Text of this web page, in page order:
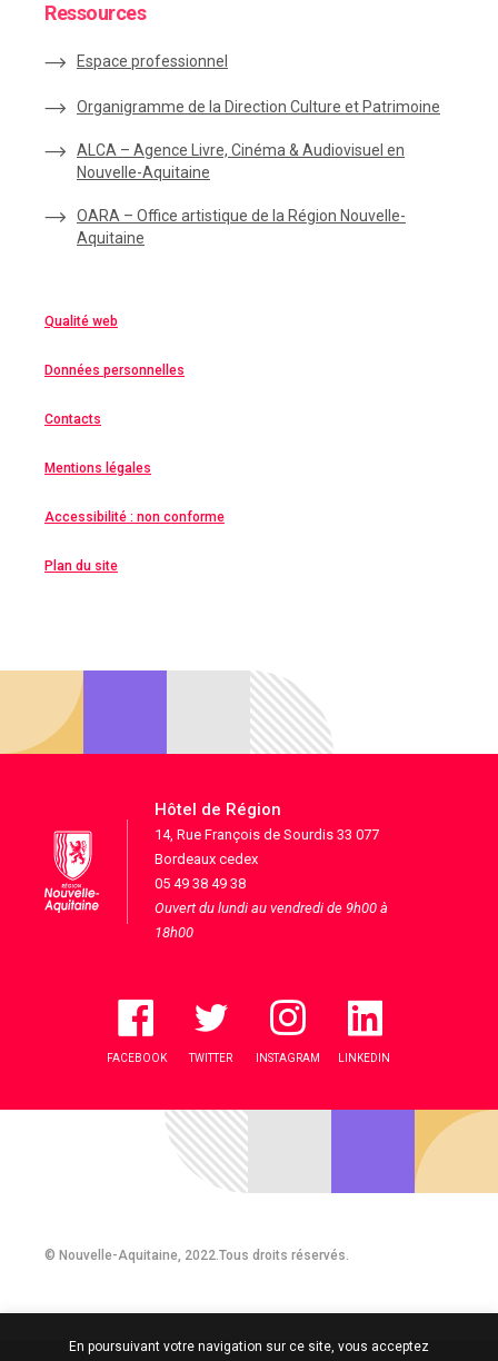
Ressources
Espace professionnel
Organigramme de la Direction Culture et Patrimoine
ALCA – Agence Livre, Cinéma & Audiovisuel en
Nouvelle-Aquitaine
OARA – Office artistique de la Région Nouvelle-
Aquitaine
Qualité web
Données personnelles
Contacts
Mentions légales
Accessibilité : non conforme
Plan du site
Hôtel de Région
14, Rue François de Sourdis 33 077
Bordeaux cedex
05 49 38 49 38
Ouvert du lundi au vendredi de 9h00 à
18h00
FACEBOOK TWITTER INSTAGRAM LINKEDIN
© Nouvelle-Aquitaine, 2022.Tous droits réservés.
En poursuivant votre navigation sur ce site, vous acceptez